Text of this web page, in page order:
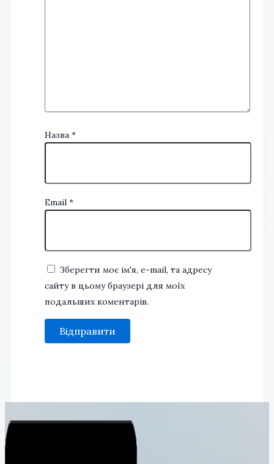
Назва *
Email *
Зберегти моє ім'я, e-mail, та адресу
сайту в цьому браузері для моїх
подальших коментарів.